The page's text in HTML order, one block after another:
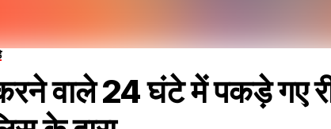
वाले 24 घंटे में पकड़े गए